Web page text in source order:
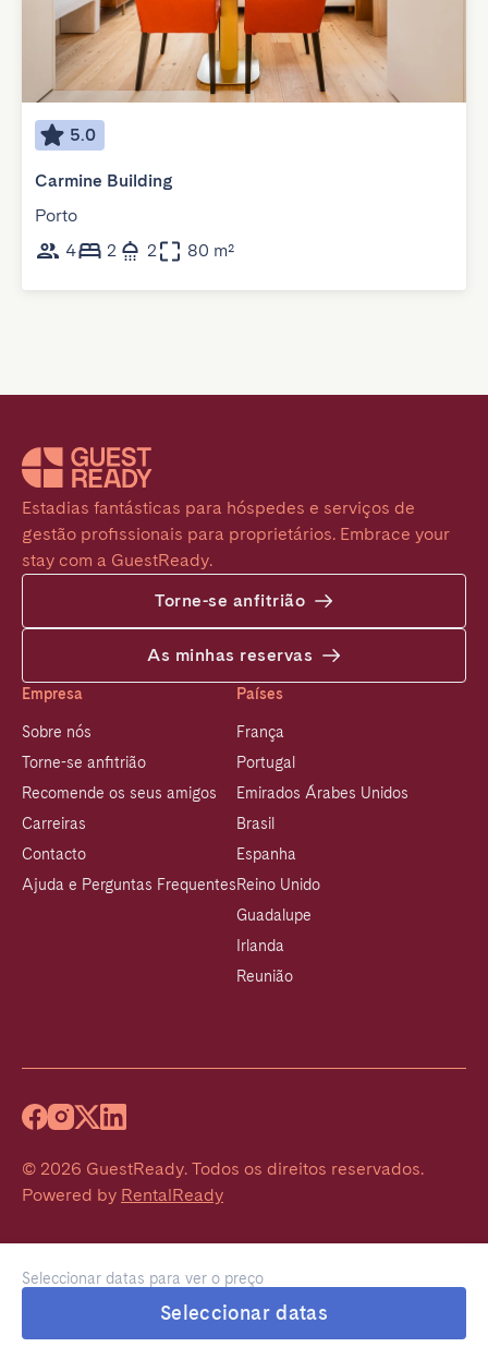
Seleccionar datas para ver o preço
Seleccionar datas
5.0
Carmine Building
Porto
4
2 2 80 m²
Estadias fantásticas para hóspedes e serviços de
gestão profissionais para proprietários. Embrace your
stay com a GuestReady.
Torne-se anfitrião
As minhas reservas
Empresa
Sobre nós
Torne-se anfitrião
Recomende os seus amigos
Carreiras
Contacto
Ajuda e Perguntas Frequentes
Países
França
Portugal
Emirados Árabes Unidos
Brasil
Espanha
Reino Unido
Guadalupe
Irlanda
Reunião
© 2026 GuestReady. Todos os direitos reservados.
Powered by RentalReady